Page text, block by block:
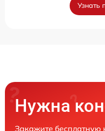
Узнать
Нужна
Закажите бесплатную